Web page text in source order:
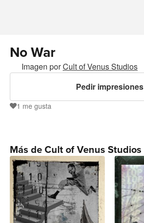
No War
Imagen porCult of Venus Studios
Pedir impresiones
1 me gusta
Más de Cult of Venus Studios